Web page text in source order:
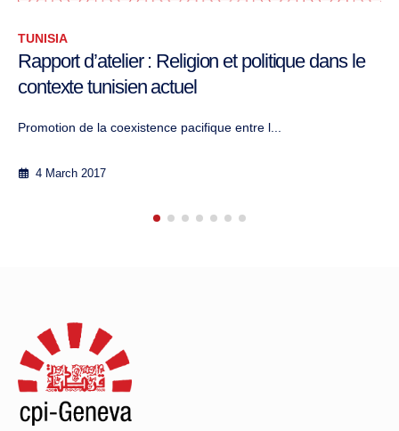
TUNISIA
Rapport d’atelier : Evaluation de l’expérience de
la Troïka
Promotion de la coexistence pacifique entre l...
20 May 2017